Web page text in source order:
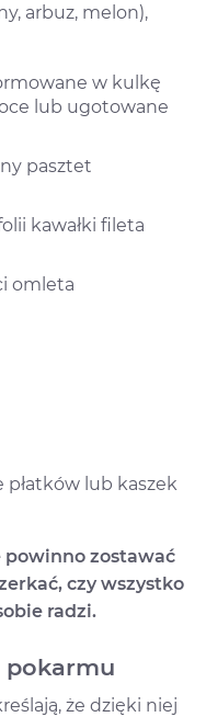
arbuz, melon),
w kulkę
lub ugotowane
pasztet
kawałki fileta
omleta
płatków lub kaszek
powinno zostawać
czy wszystko
radzi.
pokarmu
że dzięki niej